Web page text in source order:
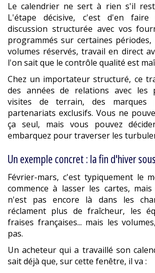
Le calendrier ne sert à rien s'il
L'étape décisive, c'est d'en
discussion structurée avec vos
programmés sur certaines périodes,
volumes réservés, travail en direct
l'on sait que le contrôle qualité est
Chez un importateur structuré, ce
des années de relations avec les
visites de terrain, des marques
partenariats exclusifs. Vous ne
ça seul, mais vous pouvez
embarquez pour traverser les
Un exemple concret : la fin d'hiver
Février-mars, c'est typiquement le
commence à lasser les cartes,
n'est pas encore là dans les
réclament plus de fraîcheur, les
fraises françaises... mais les
pas.
Un acheteur qui a travaillé son
sait déjà que, sur cette fenêtre, il va :